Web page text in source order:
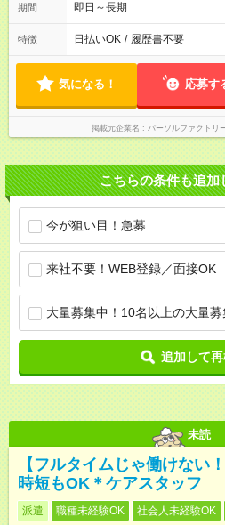
期間 即日～長期
特徴 日払いOK / 履歴書不要
気になる！ 応募す
掲載元企業名 パーソルファクトリ
こちらの条件も追加
今が狙い目！急募
来社不要！WEB登録／面接OK
大量募集中！10名以上の大量募
追加して再
未読
【フルタイムじゃ働けない
時短もOK＊ケアスタッフ
派遣 職種未経験OK 社会人未経験OK